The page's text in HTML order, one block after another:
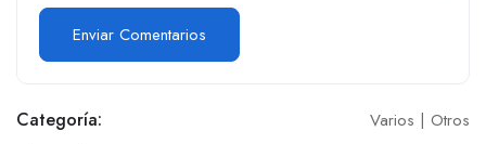
Categoría: Varios | Otros